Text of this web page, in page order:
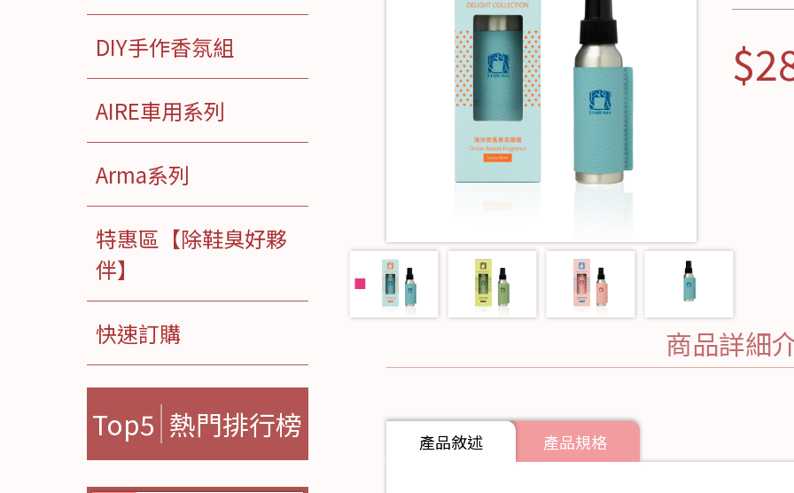
DIY手作香氛組
AIRE車用系列
Arma系列
特惠區【除鞋臭好夥
伴】
快速訂購
Top5 熱門排行榜
商品詳細
產品敘述 產品規格